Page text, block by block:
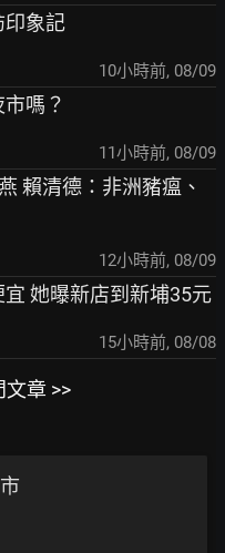
印象記
10小時前, 08/09
嗎？
11小時前, 08/09
賴清德：非洲豬瘟、
12小時前, 08/09
她曝新店到新埔35元
15小時前, 08/08
章 >>